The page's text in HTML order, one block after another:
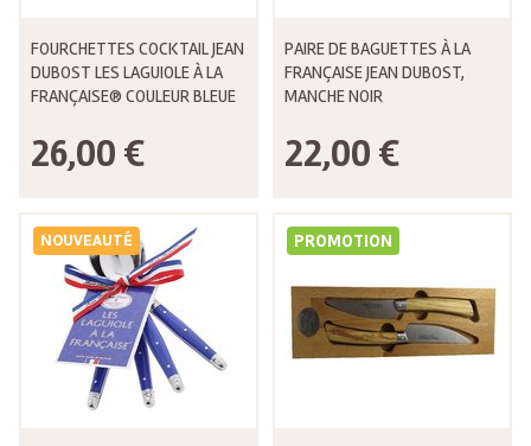
FOURCHETTES COCKTAIL JEAN
DUBOST LES LAGUIOLE À LA
FRANÇAISE® COULEUR BLEUE
26,00 €
PAIRE DE BAGUETTES À LA
FRANÇAISE JEAN DUBOST,
MANCHE NOIR
22,00 €
NOUVEAUTÉ PROMOTION